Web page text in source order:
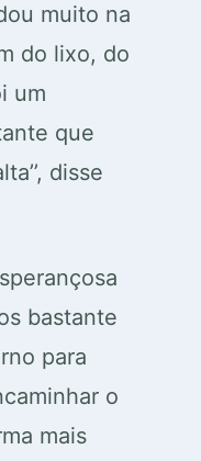
muito na
do lixo, do
um
que
disse
bastante
para
o
mais